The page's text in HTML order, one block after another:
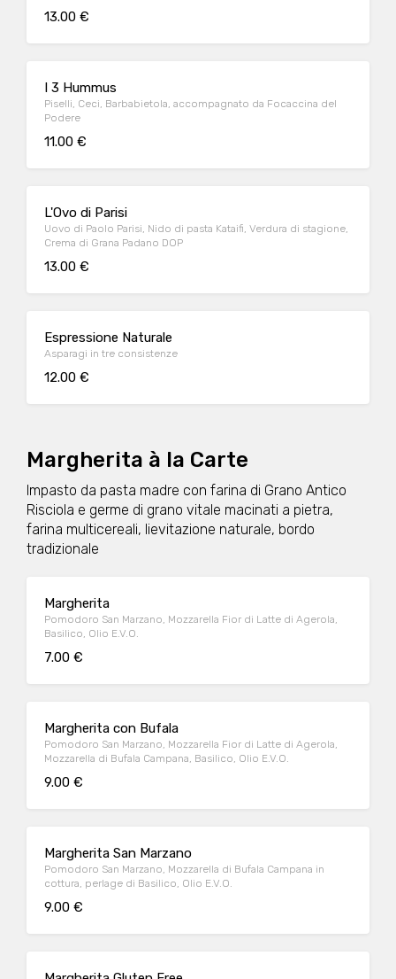
13.00 €
I 3 Hummus
Piselli, Ceci, Barbabietola, accompagnato da Focaccina del
Podere
11.00 €
L'Ovo di Parisi
Uovo di Paolo Parisi, Nido di pasta Kataifi, Verdura di stagione,
Crema di Grana Padano DOP
13.00 €
Espressione Naturale
Asparagi in tre consistenze
12.00 €
Margherita à la Carte
Impasto da pasta madre con farina di Grano Antico
Risciola e germe di grano vitale macinati a pietra,
farina multicereali, lievitazione naturale, bordo
tradizionale
Margherita
Pomodoro San Marzano, Mozzarella Fior di Latte di Agerola,
Basilico, Olio E.V.O.
7.00 €
Margherita con Bufala
Pomodoro San Marzano, Mozzarella Fior di Latte di Agerola,
Mozzarella di Bufala Campana, Basilico, Olio E.V.O.
9.00 €
Margherita San Marzano
Pomodoro San Marzano, Mozzarella di Bufala Campana in
cottura, perlage di Basilico, Olio E.V.O.
9.00 €